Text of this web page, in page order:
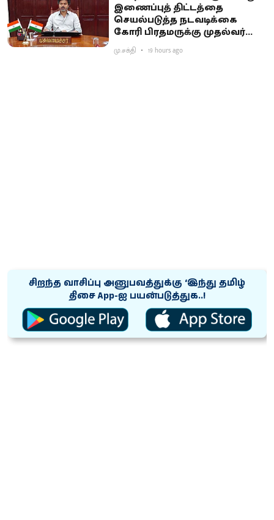
இணைப்புத் திட்டத்தை
செயல்படுத்த நடவடிக்கை
கோரி பிரதமருக்கு முதல்வர்
விஜய் கடிதம்
மு.சக்தி 19 hours ago
சிறந்த வாசிப்பு அனுபவத்துக்கு ‘இந்து தமிழ்
திசை App-ஐ பயன்படுத்துக..!